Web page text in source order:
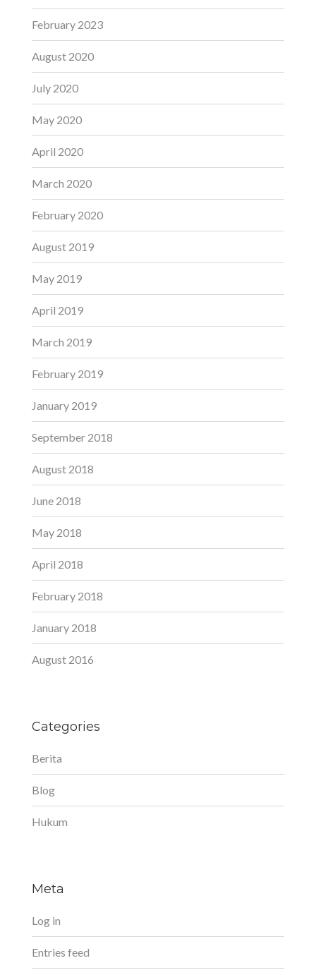
February 2023
August 2020
July 2020
May 2020
April 2020
March 2020
February 2020
August 2019
May 2019
April 2019
March 2019
February 2019
January 2019
September 2018
August 2018
June 2018
May 2018
April 2018
February 2018
January 2018
August 2016
Categories
Berita
Blog
Hukum
Meta
Log in
Entries feed